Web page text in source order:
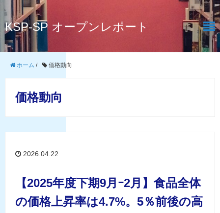
KSP-SP オープンレポート
ホーム / 価格動向
価格動向
2026.04.22
【2025年度下期9月ｰ2月】食品全体
の価格上昇率は4.7%。5％前後の高